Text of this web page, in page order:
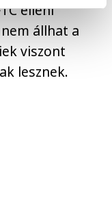
elleni
állhat a
viszont
lesznek.